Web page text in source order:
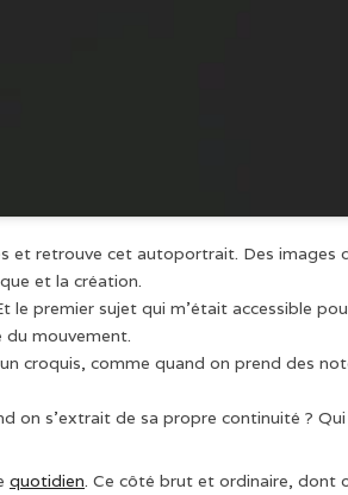
et retrouve cet autoportrait. Des images
et la création.
le premier sujet qui m’était accessible
du mouvement.
croquis, comme quand on prend des
on s’extrait de sa propre continuité ?
quotidien. Ce côté brut et ordinaire, dont